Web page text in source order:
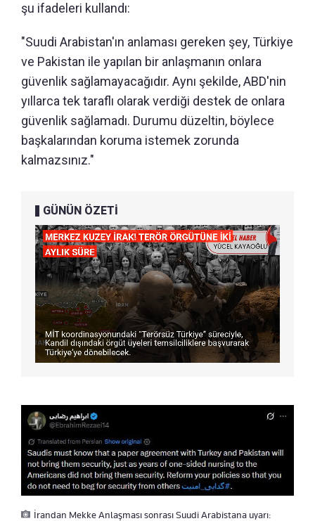
şu ifadeleri kullandı:
"Suudi Arabistan'ın anlaması gereken şey, Türkiye
ve Pakistan ile yapılan bir anlaşmanın onlara
güvenlik sağlamayacağıdır. Aynı şekilde, ABD'nin
yıllarca tek taraflı olarak verdiği destek de onlara
güvenlik sağlamadı. Durumu düzeltin, böylece
başkalarından koruma istemek zorunda
kalmazsınız."
GÜNÜN ÖZETİ
İrandan Mekke Anlaşması sonrası Suudi Arabistana uyarı: